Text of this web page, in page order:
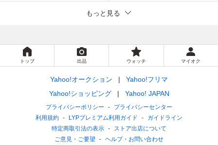
もっと見る
トップ 出品 ウォッチ マイオク
Yahoo!オークション
Yahoo!フリマ
Yahoo!ショッピング
Yahoo! JAPAN
プライバシーポリシー
プライバシーセンター
利用規約
LYPプレミアム利用ガイド
ガイドライン
特定商取引法の表示
ストア出店について
ご意見・ご要望
ヘルプ・お問い合わせ